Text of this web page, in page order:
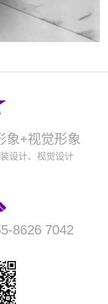
象+视觉形象
设计、视觉设计
8626 7042